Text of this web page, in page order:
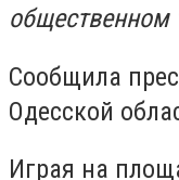
общественном
Сообщила
Одесской
Играя на